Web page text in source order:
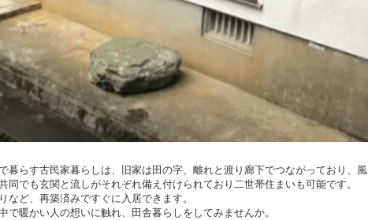
暮らす古民家暮らしは、旧家は田の字、離れと渡り廊下でつながっており、風
同でも玄関と流しがそれぞれ備え付けられており二世帯住まいも可能です。
など、再築済みですぐに入居できます。
で暖かい人の想いに触れ、田舎暮らしをしてみませんか。